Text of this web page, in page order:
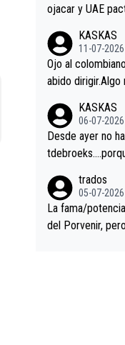
ojacar y UAE
casi sin
la mano de una
oques en el
o aprieta, a ver
n posición de
KASKAS
11-07-2026
Ojo al
KASKAS
06-07-2026
Desde ayer no hay
trados
05-07-2026
La fama/
del Porvenir,